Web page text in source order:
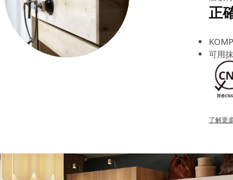
正
可用
了解更